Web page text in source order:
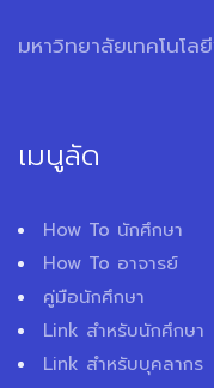
มหาวิทยาลัยเทคโนโล
เมนูลัด
How To นักศึกษา
How To อาจารย์
คู่มือนักศึกษา
Link สำหรับนักศึกษา
Link สำหรับบุคลากร